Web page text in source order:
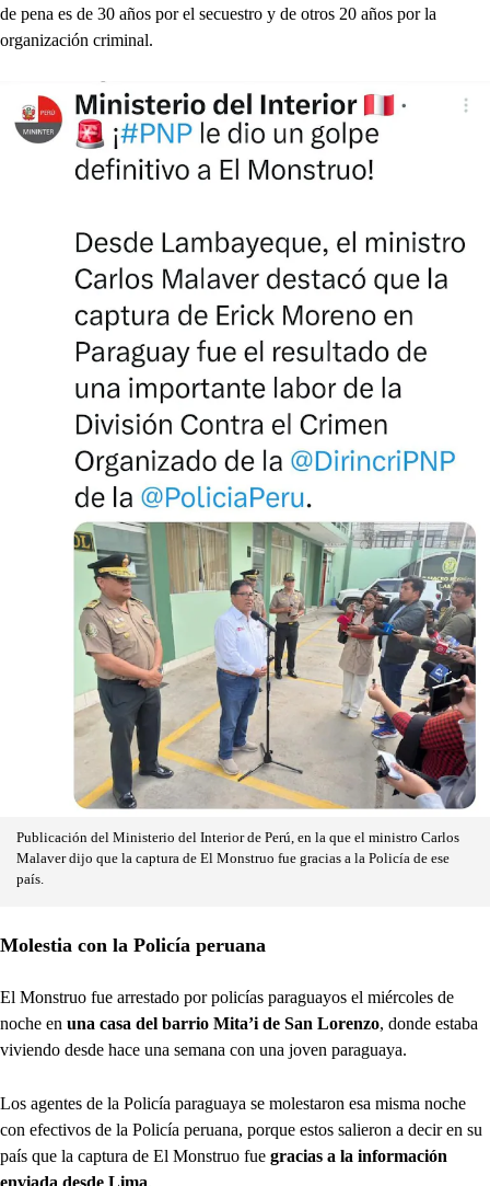
de pena es de 30 años por el secuestro y de otros 20 años por la
organización criminal.
Publicación del Ministerio del Interior de Perú, en la que el ministro Carlos
Malaver dijo que la captura de El Monstruo fue gracias a la Policía de ese
país.
Molestia con la Policía peruana
El Monstruo fue arrestado por policías paraguayos el miércoles de
noche en una casa del barrio Mita’i de San Lorenzo, donde estaba
viviendo desde hace una semana con una joven paraguaya.
Los agentes de la Policía paraguaya se molestaron esa misma noche
con efectivos de la Policía peruana, porque estos salieron a decir en su
país que la captura de El Monstruo fue gracias a la información
enviada desde Lima.